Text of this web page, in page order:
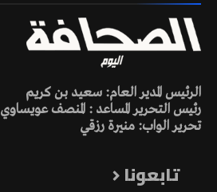
الرئيس المدير العام: سعيد بن كريم
رئيس التحرير المساعد : المنصف عويساوي
تحرير الواب: منيرة رزقي
تابعونا